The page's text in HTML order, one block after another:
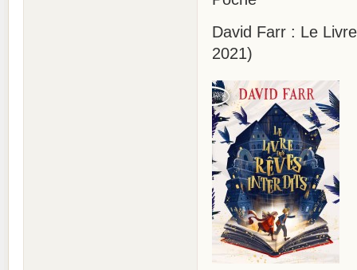
David Farr : Le
2021)